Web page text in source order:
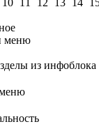
10 11 12 13 14
меню
из